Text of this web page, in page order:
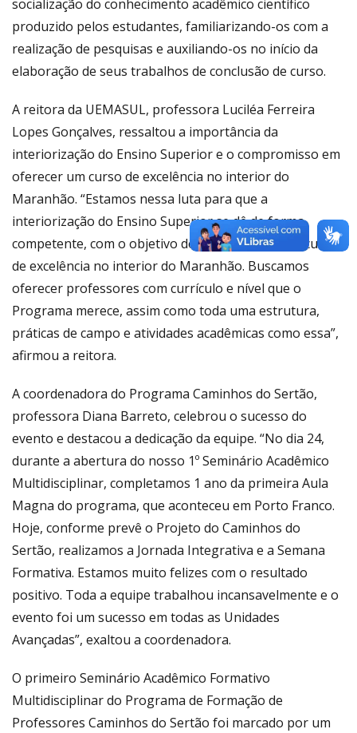
socialização do conhecimento acadêmico científico
produzido pelos estudantes, familiarizando-os com a
realização de pesquisas e auxiliando-os no início da
elaboração de seus trabalhos de conclusão de curso.
A reitora da UEMASUL, professora Luciléa Ferreira
Lopes Gonçalves, ressaltou a importância da
interiorização do Ensino Superior e o compromisso em
oferecer um curso de excelência no interior do
Maranhão. “Estamos nessa luta para que a
interiorização do Ensino Superior se dê de forma
competente, com o objetivo de proporcionar um curso
de excelência no interior do Maranhão. Buscamos
oferecer professores com currículo e nível que o
Programa merece, assim como toda uma estrutura,
práticas de campo e atividades acadêmicas como essa”,
afirmou a reitora.
A coordenadora do Programa Caminhos do Sertão,
professora Diana Barreto, celebrou o sucesso do
evento e destacou a dedicação da equipe. “No dia 24,
durante a abertura do nosso 1º Seminário Acadêmico
Multidisciplinar, completamos 1 ano da primeira Aula
Magna do programa, que aconteceu em Porto Franco.
Hoje, conforme prevê o Projeto do Caminhos do
Sertão, realizamos a Jornada Integrativa e a Semana
Formativa. Estamos muito felizes com o resultado
positivo. Toda a equipe trabalhou incansavelmente e o
evento foi um sucesso em todas as Unidades
Avançadas”, exaltou a coordenadora.
O primeiro Seminário Acadêmico Formativo
Multidisciplinar do Programa de Formação de
Professores Caminhos do Sertão foi marcado por um